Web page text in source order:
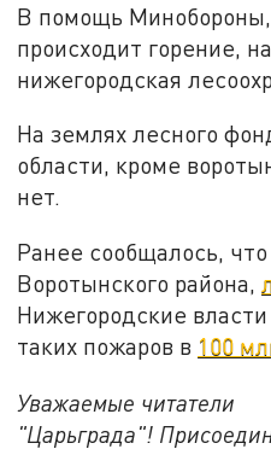
В помощь Минобороны,
происходит горение,
нижегородская
На землях лесного
области, кроме
нет.
Ранее сообщалось,
Воротынского района,
Нижегородские
таких пожаров в 100
Уважаемые читатели
"Царьграда"!